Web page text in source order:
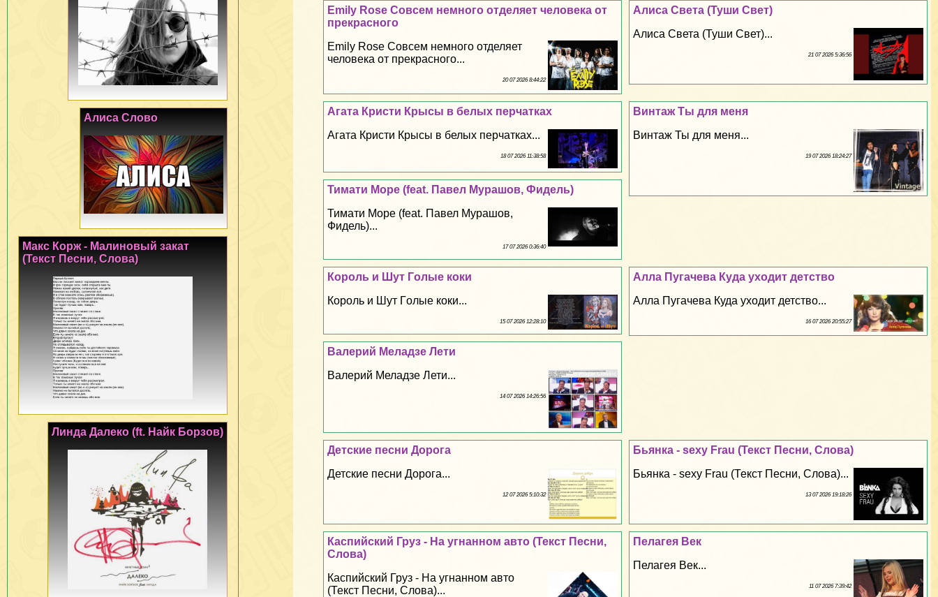
Алиса Света (Туши Свет)
Алиса Света (Туши Свет)...
21 07 2026 5:36:56
Emily Rose Совсем немного отделяет человека от
прекрасного
Emily Rose Совсем немного отделяет
человека от прекрасного...
20 07 2026 8:44:22
Винтаж Ты для меня
Винтаж Ты для меня...
19 07 2026 18:24:27
Агата Кристи Крысы в белых перчатках
Агата Кристи Крысы в белых перчатках...
18 07 2026 11:38:58
Тимати Море (feat. Павел Мурашов, Фидель)
Тимати Море (feat. Павел Мурашов,
Фидель)...
17 07 2026 0:36:40
Алла Пугачева Куда уходит детство
Алла Пугачева Куда уходит детство...
16 07 2026 20:55:27
Король и Шут Гoлые коки
Король и Шут Гoлые коки...
15 07 2026 12:28:10
Валерий Меладзе Лети
Валерий Меладзе Лети...
14 07 2026 14:26:56
Бьянка - sехy Frau (Текст Песни, Слова)
Бьянка - sехy Frau (Текст Песни, Слова)...
13 07 2026 19:18:26
Детские песни Дорога
Детские песни Дорога...
12 07 2026 5:10:32
Пелагея Век
Пелагея Век...
11 07 2026 7:39:42
Каспийский Груз - На угнанном авто (Текст Песни,
Слова)
Каспийский Груз - На угнанном авто
(Текст Песни, Слова)...
Алиса Слово
Макс Корж - Малиновый закат
(Текст Песни, Слова)
Линда Далеко (ft. Найк Борзов)